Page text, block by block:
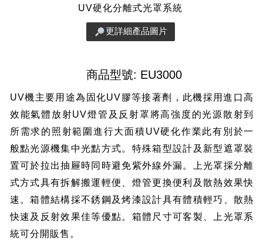
UV硬化分離式光罩系統
更詳細產品圖片
商品型號: EU3000
UV機主要用途為固化UV膠等接著劑，此機採用進口高
效能氣體放射UV燈管及反射罩將高強度的光源散射到
所需求的照射範圍進行大面積UV硬化作業此有別於一
般點光源機集中光點方式。特殊箱型設計及新型遮罩裝
置可於拉出抽屜時同時避免紫外線外漏。上光罩採分離
式方式具有拆解搬運輕便、燈管更換便利及散熱效果快
速。箱體結構採不銹鋼及烤漆設計具有體積輕巧、散熱
快速及反射效果佳等優點。箱體尺寸可客製、上光罩系
統可分開販售。